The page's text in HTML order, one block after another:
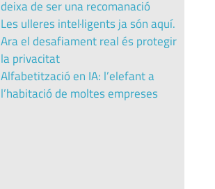
deixa de ser una recomanació
Les ulleres intel·ligents ja són aquí.
Ara el desafiament real és protegir
la privacitat
Alfabetització en IA: l’elefant a
l’habitació de moltes empreses